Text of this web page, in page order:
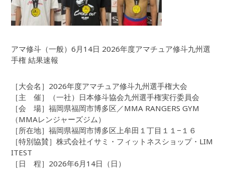
アマ修斗（一般）6月14日 2026年度アマチュア修斗九州選
手権 結果速報
［大会名］2026年度アマチュア修斗九州選手権大会
［主 催］（一社）日本修斗協会九州選手権実行委員会
［会 場］福岡県福岡市博多区／MMA RANGERS GYM
（MMAレンジャーズジム）
［所在地］福岡県福岡市博多区上牟田１丁目１１−１６
［特別協賛］株式会社イサミ・フィットネスショップ・LIM
ITEST
［日 程］2026年6月14日（日）